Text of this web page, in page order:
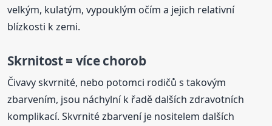
velkým, kulatým, vypouklým očím a jejich relativní
blízkosti k zemi.
Skrnitost = více chorob
Čivavy skvrnité, nebo potomci rodičů s takovým
zbarvením, jsou náchylní k řadě dalších zdravotních
komplikací. Skvrnité zbarvení je nositelem dalších